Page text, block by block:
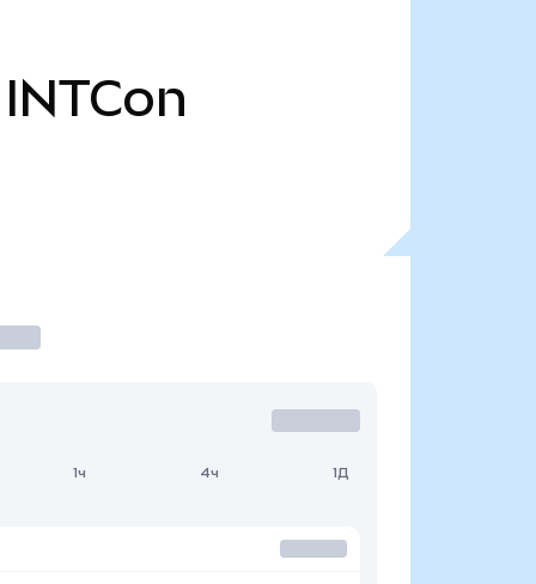
INTCon
1ч 4ч 1Д